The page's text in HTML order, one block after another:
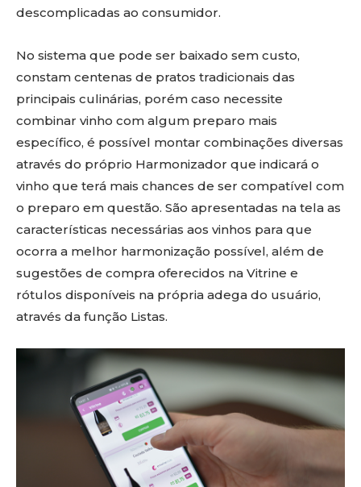
descomplicadas ao consumidor.
No sistema que pode ser baixado sem custo,
constam centenas de pratos tradicionais das
principais culinárias, porém caso necessite
combinar vinho com algum preparo mais
específico, é possível montar combinações diversas
através do próprio Harmonizador que indicará o
vinho que terá mais chances de ser compatível com
o preparo em questão. São apresentadas na tela as
características necessárias aos vinhos para que
ocorra a melhor harmonização possível, além de
sugestões de compra oferecidos na Vitrine e
rótulos disponíveis na própria adega do usuário,
através da função Listas.